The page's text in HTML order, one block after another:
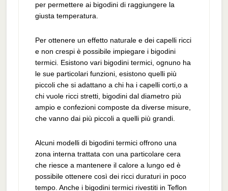
per permettere ai bigodini di raggiungere la
giusta temperatura.
Per ottenere un effetto naturale e dei capelli ricci
e non crespi è possibile impiegare i bigodini
termici. Esistono vari bigodini termici, ognuno ha
le sue particolari funzioni, esistono quelli più
piccoli che si adattano a chi ha i capelli corti,o a
chi vuole ricci stretti, bigodini dal diametro più
ampio e confezioni composte da diverse misure,
che vanno dai più piccoli a quelli più grandi.
Alcuni modelli di bigodini termici offrono una
zona interna trattata con una particolare cera
che riesce a mantenere il calore a lungo ed è
possibile ottenere così dei ricci duraturi in poco
tempo. Anche i bigodini termici rivestiti in Teflon